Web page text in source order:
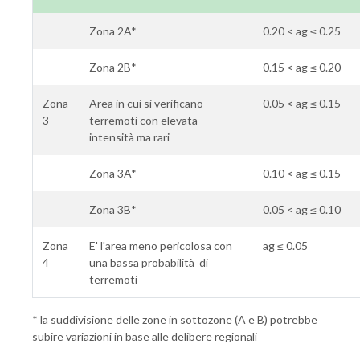
Zona 2A* 0.20 < ag ≤ 0.25
Zona 2B* 0.15 < ag ≤ 0.20
Zona
3
Area in cui si verificano
terremoti con elevata
intensità ma rari
0.05 < ag ≤ 0.15
Zona 3A* 0.10 < ag ≤ 0.15
Zona 3B* 0.05 < ag ≤ 0.10
Zona
4
E' l'area meno pericolosa con
una bassa probabilità di
terremoti
ag ≤ 0.05
* la suddivisione delle zone in sottozone (A e B) potrebbe
subire variazioni in base alle delibere regionali